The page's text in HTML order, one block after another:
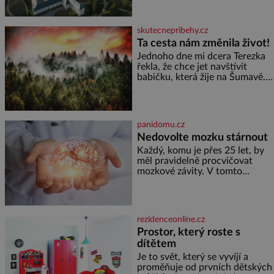
jediného dne můžete
nahlédnout do útrob jedné z
nejvýznamnějších vodních
elektráren v Evropě, vydat se na
horské hřebeny, projet se na
koloběžce a den zakončit
skutecnepribehy.cz
Ta cesta nám změnila život!
Jednoho dne mi dcera Terezka
řekla, že chce jet navštívit
babičku, která žije na Šumavě.
Terezka měla vždycky divokou
fantazii. Už odmalička milovala
svět pohádek. Každou chvilku
mi říkala, že se jí zdálo o
jednorožcích, krásných
princeznách, statečných
panidomu.cz
Nedovolte mozku stárnout
Každý, komu je přes 25 let, by
měl pravidelně procvičovat
mozkové závity. V tomto
jméno kolegy z práce. Nebo
marně v paměti lovíte název
knížky, kterou jste nedávno
přečetli. Je to opravdu tak, s
věkem jako kdyby se paměť
rozhodla stávkovat. Cvičte
rezidenceonline.cz
Prostor, který roste s
dítětem
Je to svět, který se vyvíjí a
proměňuje od prvních dětských